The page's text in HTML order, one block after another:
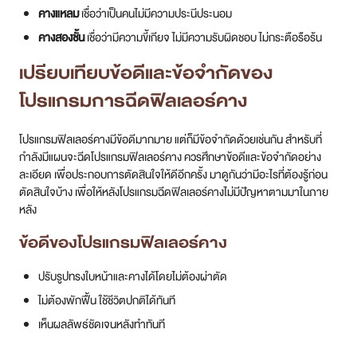
คางแหลมเชื่อว่าเป็นคนไม่มีความประนีประนอม
คางสองชั้นเชื่อว่ามีความขี้เกียจ ไม่มีความรับผิดชอบ ไม่กระตือรือร้น
เปรียบเทียบข้อดีและข้อจำกัดของ
โปรแกรมการฉีดฟิลเลอร์คาง
โปรแกรมฟิลเลอร์คางมีข้อดีมากมาย แต่ก็มีข้อจำกัดด้วยเช่นกัน สำหรับที่
กำลังมีแผนจะฉีดโปรแกรมฟิลเลอร์คาง ควรศึกษาข้อดีและข้อจำกัดอย่าง
ละเอียด เพื่อประกอบการตัดสินใจให้ดีอีกครั้ง มาดูกันว่ามีอะไรที่ต้องรู้ก่อน
ตัดสินใจบ้าง เพื่อให้หลังโปรแกรมฉีดฟิลเลอร์คางไม่มีปัญหาตามมาในภาย
หลัง
ข้อดีของโปรแกรมฟิลเลอร์คาง
ปรับรูปทรงใบหน้าและคางได้โดยไม่ต้องผ่าตัด
ไม่ต้องพักฟื้น ใช้ชีวิตปกติได้ทันที
เห็นผลลัพธ์ชัดเจนหลังทำทันที